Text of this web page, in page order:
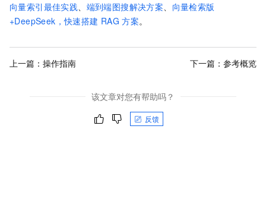
向量索引最佳实践、 端到端图搜解决方案、 向量检索版
+DeepSeek，快速搭建 RAG 方案。
上一篇： 操作指南 下一篇： 参考概览
该文章对您有帮助吗？
反馈